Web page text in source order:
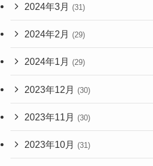
2024年3月 (31)
2024年2月 (29)
2024年1月 (29)
2023年12月 (30)
2023年11月 (30)
2023年10月 (31)